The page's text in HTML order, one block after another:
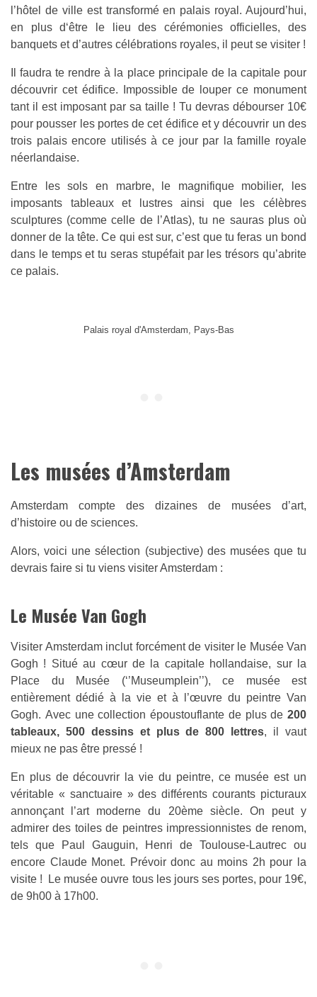
l’hôtel de ville est transformé en palais royal. Aujourd’hui,
en plus d‘être le lieu des cérémonies officielles, des
banquets et d’autres célébrations royales, il peut se visiter !
Il faudra te rendre à la place principale de la capitale pour
découvrir cet édifice. Impossible de louper ce monument
tant il est imposant par sa taille ! Tu devras débourser 10€
pour pousser les portes de cet édifice et y découvrir un des
trois palais encore utilisés à ce jour par la famille royale
néerlandaise.
Entre les sols en marbre, le magnifique mobilier, les
imposants tableaux et lustres ainsi que les célèbres
sculptures (comme celle de l’Atlas), tu ne sauras plus où
donner de la tête. Ce qui est sur, c’est que tu feras un bond
dans le temps et tu seras stupéfait par les trésors qu’abrite
ce palais.
Palais royal d'Amsterdam, Pays-Bas
Les musées d’Amsterdam
Amsterdam compte des dizaines de musées d’art,
d’histoire ou de sciences.
Alors, voici une sélection (subjective) des musées que tu
devrais faire si tu viens visiter Amsterdam :
Le Musée Van Gogh
Visiter Amsterdam inclut forcément de visiter le Musée Van
Gogh ! Situé au cœur de la capitale hollandaise, sur la
Place du Musée (‘’Museumplein’’), ce musée est
entièrement dédié à la vie et à l’œuvre du peintre Van
Gogh. Avec une collection époustouflante de plus de 200
tableaux, 500 dessins et plus de 800 lettres, il vaut
mieux ne pas être pressé !
En plus de découvrir la vie du peintre, ce musée est un
véritable « sanctuaire » des différents courants picturaux
annonçant l’art moderne du 20ème siècle. On peut y
admirer des toiles de peintres impressionnistes de renom,
tels que Paul Gauguin, Henri de Toulouse-Lautrec ou
encore Claude Monet. Prévoir donc au moins 2h pour la
visite ! Le musée ouvre tous les jours ses portes, pour 19€,
de 9h00 à 17h00.